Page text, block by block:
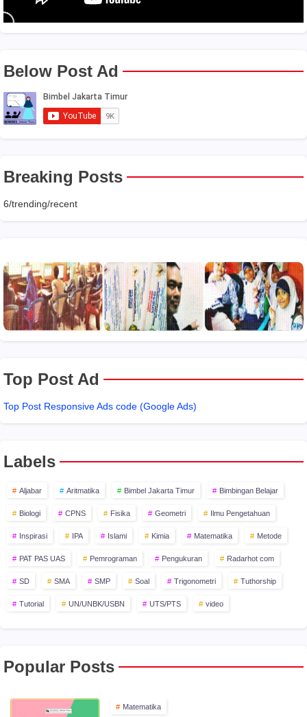
Below Post Ad
Breaking Posts
6/trending/recent
Top Post Ad
Top Post Responsive Ads code (Google Ads)
Labels
Aljabar Aritmatika Bimbel Jakarta Timur Bimbingan Belajar
Biologi CPNS Fisika Geometri Ilmu Pengetahuan
Inspirasi IPA Islami Kimia Matematika Metode
PAT PAS UAS Pemrograman Pengukuran Radarhot com
SD SMA SMP Soal Trigonometri Tuthorship
Tutorial UN/UNBK/USBN UTS/PTS video
Popular Posts
Matematika